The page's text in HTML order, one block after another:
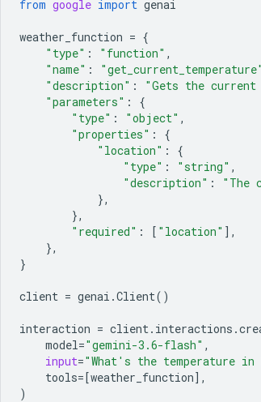
from google import genai
weather_function = {
"type" : "function" ,
"name" : "get_current_temperature"
"description" : "Gets the
"parameters" :
{
"type" : "object" ,
"properties" :
{
"location" :
{
"type" : "string" ,
"description" : "The
},
},
"required" : [ "location" ],
},
}
client = genai .Client()
interaction = client. interactions .
model="gemini-3.6-flash" ,
input="What's the temperature in
tools=[weather_function],
)